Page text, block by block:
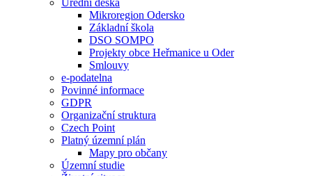
Úřední deska
Mikroregion Odersko
Základní škola
DSO SOMPO
Projekty obce Heřmanice u Oder
Smlouvy
e-podatelna
Povinné informace
GDPR
Organizační struktura
Czech Point
Platný územní plán
Mapy pro občany
Územní studie